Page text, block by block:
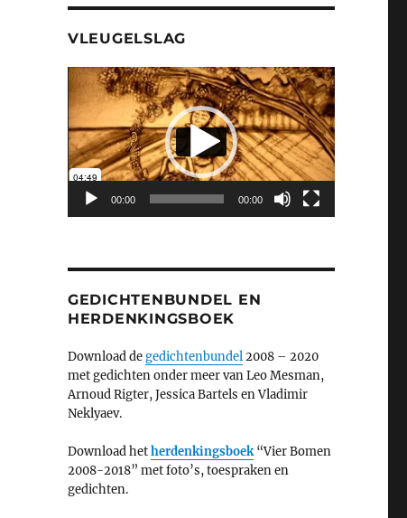
VLEUGELSLAG
Videospeler
00:00 00:00
GEDICHTENBUNDEL EN
HERDENKINGSBOEK
Download degedichtenbundel2008 – 2020
met gedichten onder meer van Leo Mesman,
Arnoud Rigter, Jessica Bartels en Vladimir
Neklyaev.
Download hetherdenkingsboek“Vier Bomen
2008-2018” met foto’s, toespraken en
gedichten.